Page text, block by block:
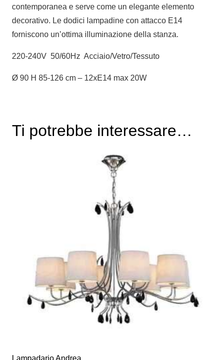
contemporanea e serve come un elegante elemento
decorativo. Le dodici lampadine con attacco E14
forniscono un’ottima illuminazione della stanza.
220-240V 50/60Hz Acciaio/Vetro/Tessuto
Ø 90 H 85-126 cm – 12xE14 max 20W
Ti potrebbe interessare…
Lampadario Andrea